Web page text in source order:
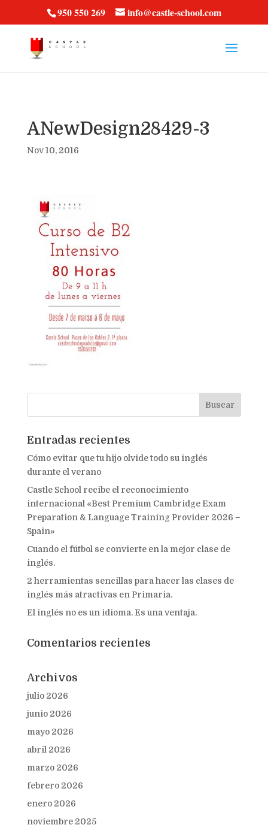
950 550 269 info@castle-school.com
ANewDesign28429-3
Nov 10, 2016
Entradas recientes
Cómo evitar que tu hijo olvide todo su inglés
durante el verano
Castle School recibe el reconocimiento
internacional «Best Premium Cambridge Exam
Preparation & Language Training Provider 2026 –
Spain»
Cuando el fútbol se convierte en la mejor clase de
inglés.
2 herramientas sencillas para hacer las clases de
inglés más atractivas en Primaria.
El inglés no es un idioma. Es una ventaja.
Comentarios recientes
Archivos
julio 2026
junio 2026
mayo 2026
abril 2026
marzo 2026
febrero 2026
enero 2026
noviembre 2025